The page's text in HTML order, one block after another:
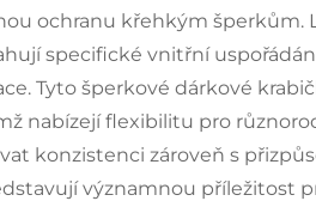
ochranu křehkým šperkům.
specifické vnitřní
Tyto šperkové dárkové
nabízejí flexibilitu pro
konzistenci zároveň s
významnou příležitost